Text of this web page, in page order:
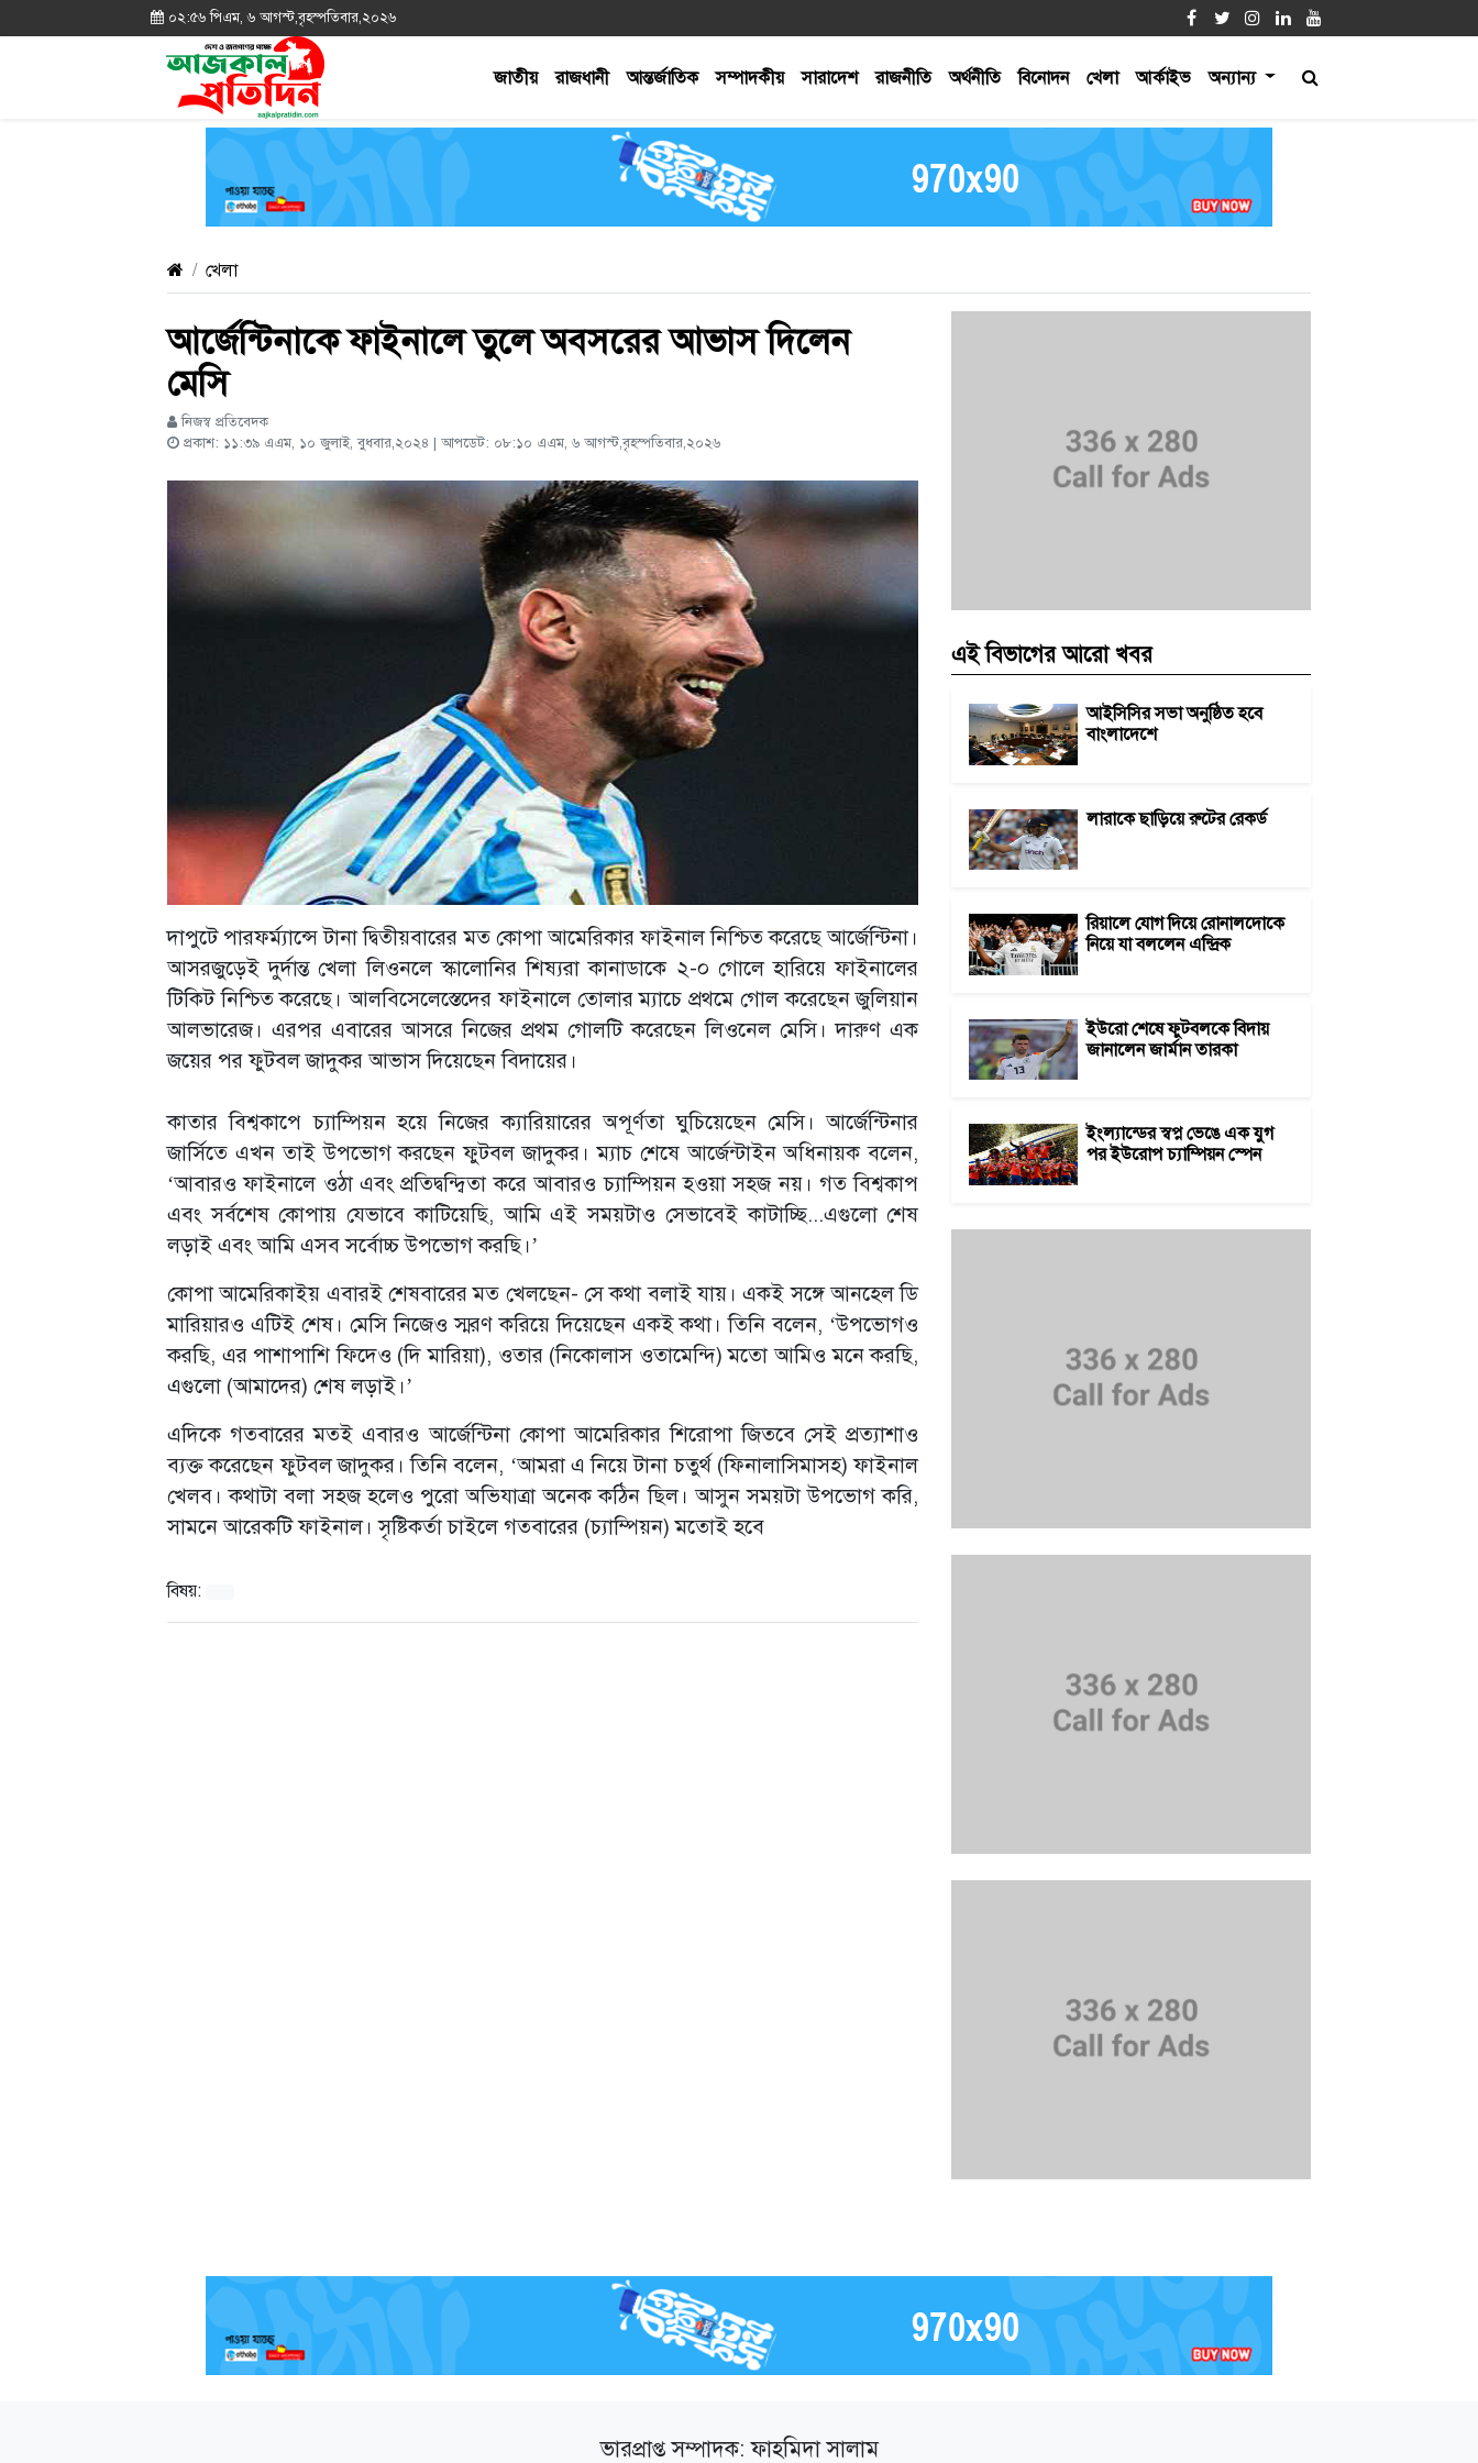
০২:৫৬ পিএম, ৬ আগস্ট,বৃহস্পতিবার,২০২৬
জাতীয় রাজধানী আন্তর্জাতিক সম্পাদকীয় সারাদেশ রাজনীতি অর্থনীতি বিনোদন খেলা আর্কাইভ অন্যান্য
খেলা
আর্জেন্টিনাকে ফাইনালে তুলে অবসরের আভাস দিলেন
মেসি
নিজস্ব প্রতিবেদক
প্রকাশ: ১১:৩৯ এএম, ১০ জুলাই, বুধবার,২০২৪ | আপডেট: ০৮:১০ এএম, ৬ আগস্ট,বৃহস্পতিবার,২০২৬
দাপুটে পারফর্ম্যান্সে টানা দ্বিতীয়বারের মত কোপা আমেরিকার ফাইনাল নিশ্চিত করেছে আর্জেন্টিনা।
আসরজুড়েই দুর্দান্ত খেলা লিওনলে স্কালোনির শিষ্যরা কানাডাকে ২-০ গোলে হারিয়ে ফাইনালের
টিকিট নিশ্চিত করেছে। আলবিসেলেস্তেদের ফাইনালে তোলার ম্যাচে প্রথমে গোল করেছেন জুলিয়ান
আলভারেজ। এরপর এবারের আসরে নিজের প্রথম গোলটি করেছেন লিওনেল মেসি। দারুণ এক
জয়ের পর ফুটবল জাদুকর আভাস দিয়েছেন বিদায়ের।
কাতার বিশ্বকাপে চ্যাম্পিয়ন হয়ে নিজের ক্যারিয়ারের অপূর্ণতা ঘুচিয়েছেন মেসি। আর্জেন্টিনার
জার্সিতে এখন তাই উপভোগ করছেন ফুটবল জাদুকর। ম্যাচ শেষে আর্জেন্টাইন অধিনায়ক বলেন,
‘আবারও ফাইনালে ওঠা এবং প্রতিদ্বন্দ্বিতা করে আবারও চ্যাম্পিয়ন হওয়া সহজ নয়। গত বিশ্বকাপ
এবং সর্বশেষ কোপায় যেভাবে কাটিয়েছি, আমি এই সময়টাও সেভাবেই কাটাচ্ছি...এগুলো শেষ
লড়াই এবং আমি এসব সর্বোচ্চ উপভোগ করছি।’
কোপা আমেরিকাইয় এবারই শেষবারের মত খেলছেন- সে কথা বলাই যায়। একই সঙ্গে আনহেল ডি
মারিয়ারও এটিই শেষ। মেসি নিজেও স্মরণ করিয়ে দিয়েছেন একই কথা। তিনি বলেন, ‘উপভোগও
করছি, এর পাশাপাশি ফিদেও (দি মারিয়া), ওতার (নিকোলাস ওতামেন্দি) মতো আমিও মনে করছি,
এগুলো (আমাদের) শেষ লড়াই।’
এদিকে গতবারের মতই এবারও আর্জেন্টিনা কোপা আমেরিকার শিরোপা জিতবে সেই প্রত্যাশাও
ব্যক্ত করেছেন ফুটবল জাদুকর। তিনি বলেন, ‘আমরা এ নিয়ে টানা চতুর্থ (ফিনালাসিমাসহ) ফাইনাল
খেলব। কথাটা বলা সহজ হলেও পুরো অভিযাত্রা অনেক কঠিন ছিল। আসুন সময়টা উপভোগ করি,
সামনে আরেকটি ফাইনাল। সৃষ্টিকর্তা চাইলে গতবারের (চ্যাম্পিয়ন) মতোই হবে
বিষয়:
এই বিভাগের আরো খবর
আইসিসির সভা অনুষ্ঠিত হবে
বাংলাদেশে
লারাকে ছাড়িয়ে রুটের রেকর্ড
রিয়ালে যোগ দিয়ে রোনালদোকে
নিয়ে যা বললেন এন্দ্রিক
ইউরো শেষে ফুটবলকে বিদায়
জানালেন জার্মান তারকা
ইংল্যান্ডের স্বপ্ন ভেঙে এক যুগ
পর ইউরোপ চ্যাম্পিয়ন স্পেন
ভারপ্রাপ্ত সম্পাদক: ফাহমিদা সালাম